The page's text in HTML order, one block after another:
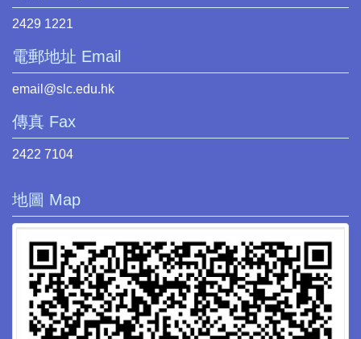
2429 1221
電郵地址 Email
email@slc.edu.hk
傳真 Fax
2422 7104
地圖 Map